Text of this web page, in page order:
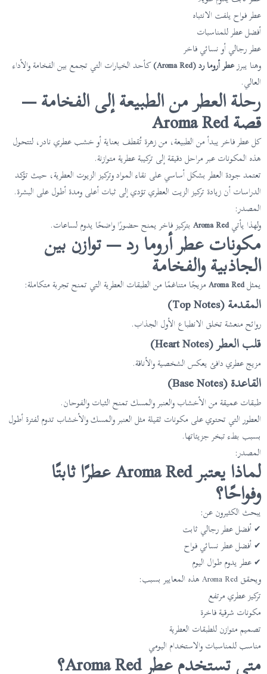
عطر فواح يلفت الانتباه
أفضل عطر للمناسبات
عطر رجالي أو نسائي فاخر
وهنا يبرزعطر أروما رد (Aroma Red)
كأحد الخيارات التي تجمع بين الفخامة والأداء
العالي.
رحلة العطر من الطبيعة إلى الفخامة —
قصة Aroma Red
كل عطر فاخر يبدأ من الطبيعة، من زهرة تُقطف بعناية أو خشب عطري نادر، لتتحول
هذه المكونات عبر مراحل دقيقة إلى تركيبة عطرية متوازنة.
تعتمد جودة العطر بشكل أساسي على نقاء المواد وتركيز الزيوت العطرية، حيث تؤكد
الدراسات أن زيادة تركيز الزيت العطري تؤدي إلى ثبات أعلى ومدة أطول على البشرة.
المصدر:
ولهذا يأتيAroma Red بتركيز فاخر يمنح حضورًا واضحًا يدوم لساعات.
مكونات عطر أروما رد — توازن بين
الجاذبية والفخامة
يمثلAroma Redمزيجًا متناغمًا من الطبقات العطرية التي تمنح تجربة متكاملة:
المقدمة (Top Notes)
روائح منعشة تخلق الانطباع الأول الجذاب.
قلب العطر (Heart Notes)
مزيج عطري دافئ يعكس الشخصية والأناقة.
القاعدة (Base Notes)
طبقات عميقة من الأخشاب والعنبر والمسك تمنح الثبات والفوحان.
العطور التي تحتوي على مكونات ثقيلة مثل العنبر والمسك والأخشاب تدوم لفترة أطول
بسبب بطء تبخر جزيئاتها.
المصدر:
لماذا يعتبر Aroma Red عطرًا ثابتًا
وفواحًا؟
يبحث الكثيرون عن:
✔ أفضل عطر رجالي ثابت
✔ أفضل عطر نسائي فواح
✔ عطر يدوم طوال اليوم
ويحقق Aroma Red هذه المعايير بسبب:
تركيز عطري مرتفع
مكونات شرقية فاخرة
تصميم متوازن للطبقات العطرية
مناسب للمناسبات والاستخدام اليومي
متى تستخدم عطر Aroma Red؟